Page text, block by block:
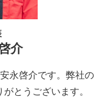
介
永啓介です。弊社の
とうございます。